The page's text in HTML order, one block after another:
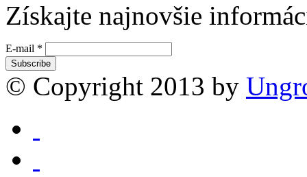
Získajte najnovšie
E-mail *
© Copyright 2013 by